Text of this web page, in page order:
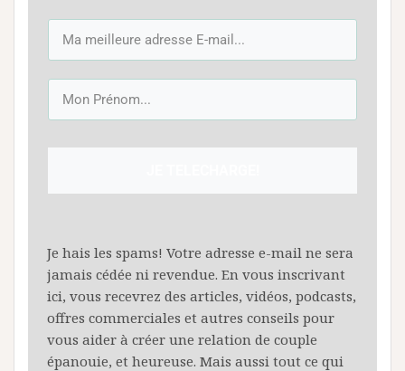
Je hais les spams! Votre adresse e-mail ne sera
jamais cédée ni revendue. En vous inscrivant
ici, vous recevrez des articles, vidéos, podcasts,
offres commerciales et autres conseils pour
vous aider à créer une relation de couple
épanouie, et heureuse. Mais aussi tout ce qui